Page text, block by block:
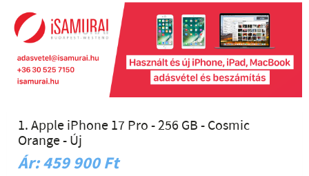
1. Apple iPhone 17 Pro - 256 GB - Cosmic
Orange - Új
Ár: 459 900 Ft